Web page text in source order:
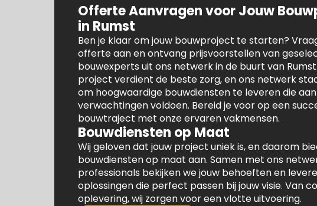
Offerte Aanvragen voor Jouw
in Rumst
Ben je klaar om jouw bouwproject te starten?
offerte aan en ontvang prijsvoorstellen van
bouwexperts uit ons netwerk in de buurt van
project verdient de beste zorg, en ons netwerk
om hoogwaardige bouwdiensten te leveren die
verwachtingen voldoen. Bereid je voor op een
bouwtraject met onze ervaren vakmensen.
Bouwdiensten op Maat
Wij geloven dat jouw project uniek is, en daarom
bouwdiensten op maat aan. Samen met ons
professionals bekijken we jouw behoeften en
oplossingen die perfect passen bij jouw visie. Van
oplevering, wij zorgen voor een vlotte uitvoering.